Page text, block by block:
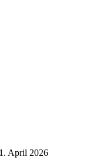
April 2026